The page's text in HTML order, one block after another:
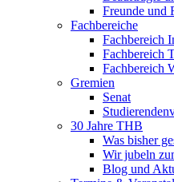
Freunde und
Fachbereiche
Fachbereich
Fachbereich
Fachbereich
Gremien
Senat
30 Jahre THB
Was bisher
Wir jubeln
Blog und